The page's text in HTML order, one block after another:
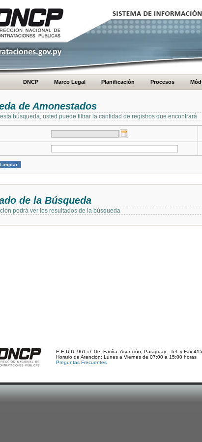
DNCP Marco Legal Planificación Procesos
de Amonestados
búsqueda, usted puede filtrar la cantidad de registros que encontrará
de la Búsqueda
podrá ver los resultados de la búsqueda
E.E.U.U. 961 c/ Tte. Fariña. Asunción, Paraguay - Tel. y Fax
Horario de Atención: Lunes a Viernes de 07:00 a 15:00 horas
Preguntas Frecuentes